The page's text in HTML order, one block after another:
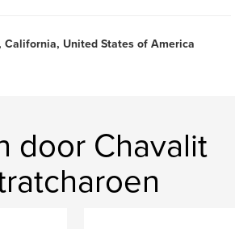
California, United States of America
door Chavalit